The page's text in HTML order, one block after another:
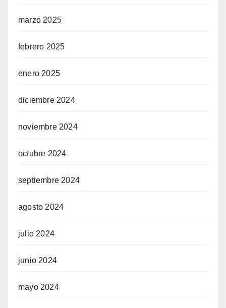
marzo 2025
febrero 2025
enero 2025
diciembre 2024
noviembre 2024
octubre 2024
septiembre 2024
agosto 2024
julio 2024
junio 2024
mayo 2024